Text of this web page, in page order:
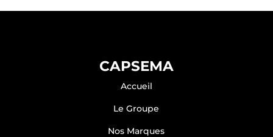
CAPSEMA
Accueil
Le Groupe
Nos Marques